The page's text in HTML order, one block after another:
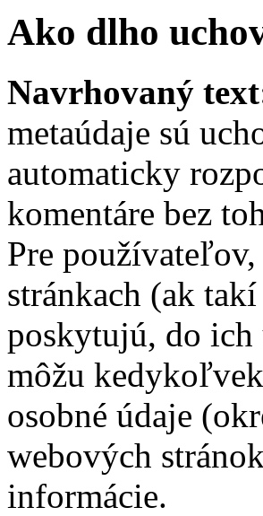
Ako dlho
Navrhovaný
metaúdaje sú
automaticky
komentáre bez
Pre
stránkach (ak
poskytujú, do
môžu
osobné údaje
webových
informácie.